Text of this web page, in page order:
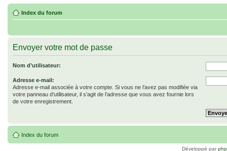
Index du forum
Envoyer votre mot de passe
Nom d’utilisateur:
Adresse e-mail:
Adresse e-mail associée à votre compte. Si vous ne l’avez pas modifiée via
votre panneau d’utilisateur, il s’agit de l’adresse que vous avez fournie lors
de votre enregistrement.
Index du forum
Développé par